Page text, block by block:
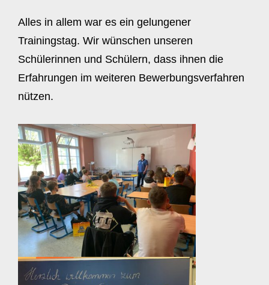
Alles in allem war es ein gelungener
Trainingstag. Wir wünschen unseren
Schülerinnen und Schülern, dass ihnen die
Erfahrungen im weiteren Bewerbungsverfahren
nützen.